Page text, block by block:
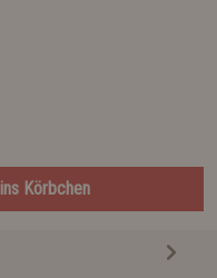
ins Körbchen